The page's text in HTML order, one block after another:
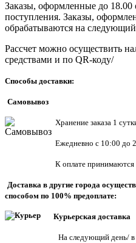
Заказы, оформленные до 18.00
поступления. Заказы,
обрабатываются на
Рассчет можно осуществить
средствами и по QR-коду/
Способы доставки:
Самовывоз
Хранение заказа 1
Ежедневно с 10:00 до
К оплате принимаются
Доставка в другие города
способом по 100% предоплате:
Курьерская доставка
На следующий день/ в